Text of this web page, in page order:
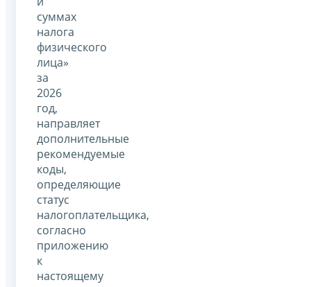
суммах
налога
физического
лица»
за
2026
год,
направляет
дополнительные
рекомендуемые
коды,
определяющие
статус
налогоплательщика,
согласно
приложению
к
настоящему